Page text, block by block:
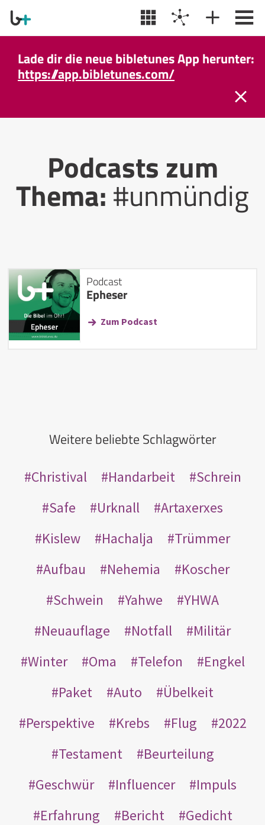
Lade dir die neue bibletunes App herunter:
https://app.bibletunes.com/
Podcasts zum
Thema:#unmündig
Podcast
Epheser
Zum Podcast
Weitere beliebte Schlagwörter
Christival Handarbeit
Schrein
Safe
Urknall
Artaxerxes
Kislew
Hachalja
Trümmer
Aufbau
Nehemia
Koscher
Schwein
Yahwe
YHWA
Neuauflage
Notfall
Militär
Winter
Oma Telefon
Engkel
Paket
Auto
Übelkeit
Perspektive
Krebs Flug
2022
Testament
Beurteilung
Geschwür
Influencer
Impuls
Erfahrung
Bericht
Gedicht